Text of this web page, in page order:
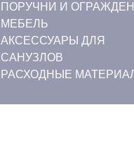
ПОРУЧНИ И
МЕБЕЛЬ
АКСЕССУАРЫ ДЛЯ
САНУЗЛОВ
РАСХОДНЫЕ